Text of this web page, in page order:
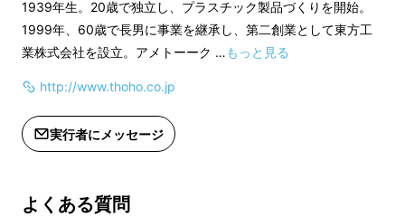
10分 で炊き上がるのが当商品の魅力です。
「はじめチョロチョロなかパッパ」
流するように底に丸みのある羽釜を使用するな
伝承されてきた昔の知恵を生かしています。
・予告なくデザインの変更がございま
・ガスボンベは919Quick専用をお使い
ください。
ボンベ使用で行ったものは保険の対象
1939年生。20歳で独立し、プラスチック製品づくりを開始。
1999年、60歳で長男に事業を継承し、第二創業として東方工
業株式会社を設立。アメトーーク …もっと見る
http://www.thoho.co.jp
実行者にメッセージ
よくある質問